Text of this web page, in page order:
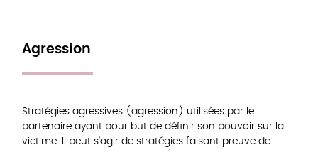
Agression
Stratégies agressives (agression) utilisées par le
partenaire ayant pour but de définir son pouvoir sur la
victime. Il peut s’agir de stratégies faisant preuve de